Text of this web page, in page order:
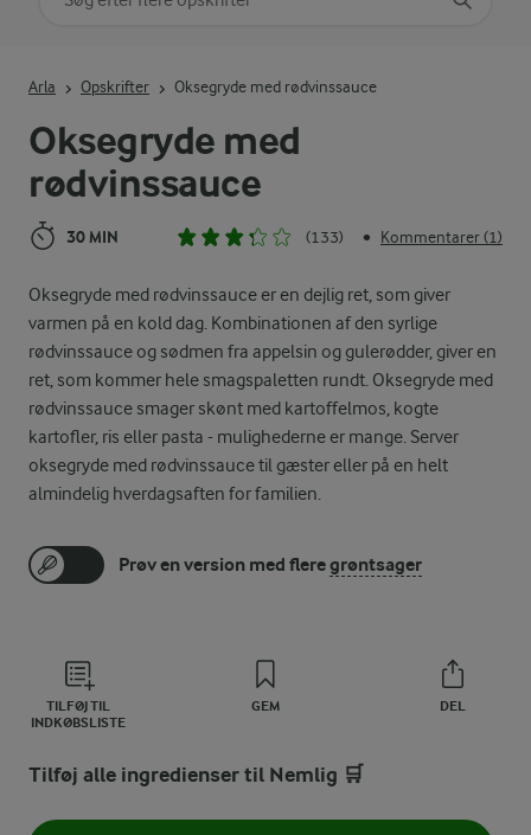
Oksegryde med
rødvinssauce
30 MIN (133) • Kommentarer (1)
Oksegryde med rødvinssauce er en dejlig ret, som giver
varmen på en kold dag. Kombinationen af den syrlige
rødvinssauce og sødmen fra appelsin og gulerødder, giver en
ret, som kommer hele smagspaletten rundt. Oksegryde med
rødvinssauce smager skønt med kartoffelmos, kogte
kartofler, ris eller pasta - mulighederne er mange. Server
oksegryde med rødvinssauce til gæster eller på en helt
almindelig hverdagsaften for familien.
Prøv en version med fleregrøntsager
TILFØJ TIL
INDKØBSLISTE
GEM DEL
Arla Opskrifter Oksegryde med rødvinssauce
Tilføj alle ingredienser til Nemlig 🛒